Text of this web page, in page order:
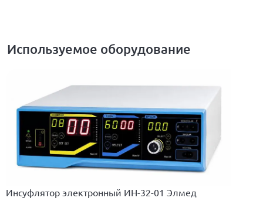
Используемое оборудование
Инсуфлятор электронный ИН-32-01 Элмед